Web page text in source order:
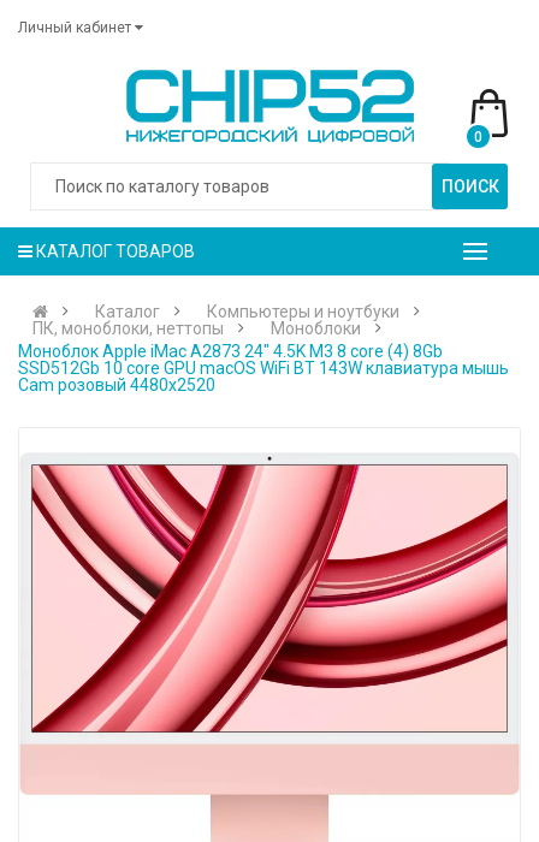
Личный кабинет
ПОИСК
0
КАТАЛОГ ТОВАРОВ
Каталог
Компьютеры и ноутбуки
ПК, моноблоки, неттопы
Моноблоки
Моноблок Apple iMac A2873 24" 4.5K M3 8 core (4) 8Gb
SSD512Gb 10 core GPU macOS WiFi BT 143W клавиатура мышь
Cam розовый 4480x2520